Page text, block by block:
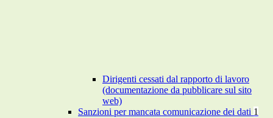
Dirigenti cessati dal rapporto di lavoro
(documentazione da pubblicare sul sito
web)
Sanzioni per mancata comunicazione dei dati 1